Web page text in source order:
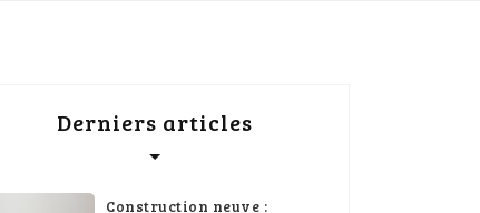
Derniers articles
Construction neuve :